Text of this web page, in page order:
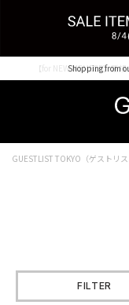
Shopping from
【for NEW MEMBER】
GUESTLIST TOKYO（ゲストリ
FILTER